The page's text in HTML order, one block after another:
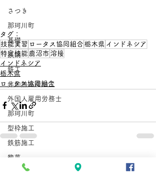
さつき
那珂川町
基礎
鉄鋼
鉄工
非加熱水産加工
外国人雇用労務士
那珂川町
型枠施工
鉄筋施工
惣菜
タグ：
技能実習 ロータス協同組合 栃木県 インドネシア
特定技能 鹿沼市 溶接
インドネシア
栃木県
ロータス協同組合
最新記事